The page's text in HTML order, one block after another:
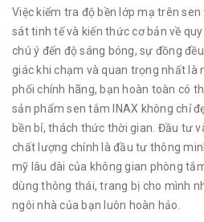
Việc kiểm tra độ bền lớp mạ trên
sát tinh tế và kiến thức cơ bản về
chú ý đến độ sáng bóng, sự đồng
giác khi chạm và quan trọng nhất là
phối chính hãng, bạn hoàn toàn có
sản phẩm sen tắm INAX không chỉ
bền bỉ, thách thức thời gian. Đầu tư
chất lượng chính là đầu tư thông
mỹ lâu dài của không gian phòng
dùng thông thái, trang bị cho mình
ngôi nhà của bạn luôn hoàn hảo.